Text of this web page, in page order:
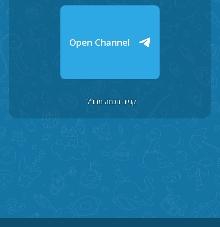
Open Channel
קנייה חכמה מחו"ל